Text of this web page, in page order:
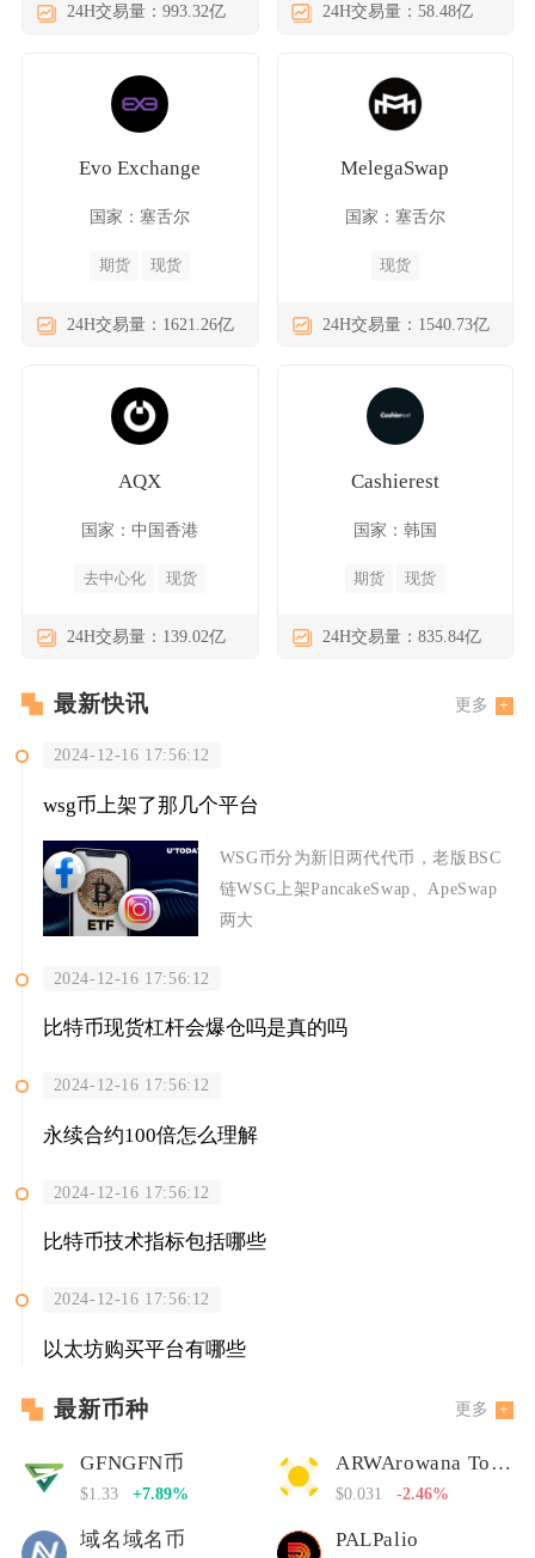
24H交易量：993.32亿 24H交易量：58.48亿
Evo Exchange
国家：塞舌尔
期货 现货
24H交易量：1621.26亿
MelegaSwap
国家：塞舌尔
现货
24H交易量：1540.73亿
AQX
国家：中国香港
去中心化 现货
24H交易量：139.02亿
Cashierest
国家：韩国
期货 现货
24H交易量：835.84亿
最新快讯 更多
2024-12-16 17:56:12
wsg币上架了那几个平台
WSG币分为新旧两代代币，老版BSC
链WSG上架PancakeSwap、ApeSwap
两大
2024-12-16 17:56:12
比特币现货杠杆会爆仓吗是真的吗
2024-12-16 17:56:12
永续合约100倍怎么理解
2024-12-16 17:56:12
比特币技术指标包括哪些
2024-12-16 17:56:12
以太坊购买平台有哪些
最新币种 更多
GFNGFN币
$1.33 +7.89%
ARWArowana Token
$0.031 -2.46%
域名域名币 PALPalio